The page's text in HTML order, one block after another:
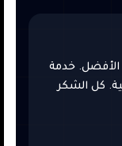
خدمة
كل الشكر